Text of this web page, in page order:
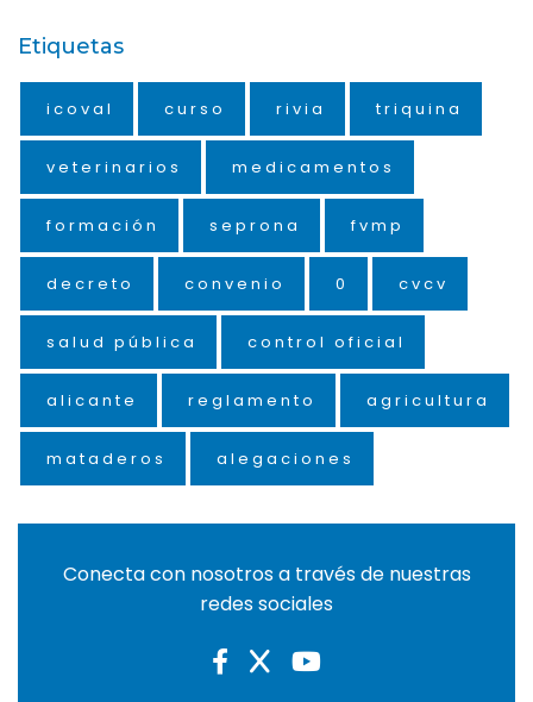
Etiquetas
icoval curso rivia triquina
veterinarios medicamentos
formación seprona fvmp
decreto convenio 0 cvcv
salud pública control oficial
alicante reglamento agricultura
mataderos alegaciones
Conecta con nosotros a través de nuestras
redes sociales